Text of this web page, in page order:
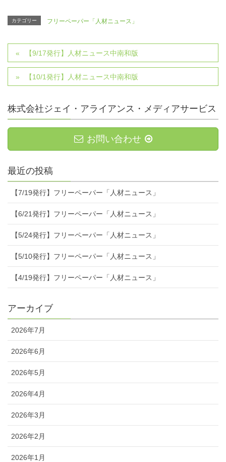
カテゴリー フリーペーパー「人材ニュース」
【9/17発行】人材ニュース中南和版
【10/1発行】人材ニュース中南和版
株式会社ジェイ・アライアンス・メディアサービス
お問い合わせ
最近の投稿
【7/19発行】フリーペーパー「人材ニュース」
【6/21発行】フリーペーパー「人材ニュース」
【5/24発行】フリーペーパー「人材ニュース」
【5/10発行】フリーペーパー「人材ニュース」
【4/19発行】フリーペーパー「人材ニュース」
アーカイブ
2026年7月
2026年6月
2026年5月
2026年4月
2026年3月
2026年2月
2026年1月